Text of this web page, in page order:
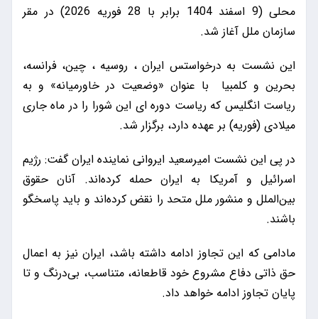
محلی (9 اسفند 1404 برابر با 28 فوریه 2026) در مقر
سازمان ملل آغاز شد.
این نشست به درخواستس ایران ، روسیه ، چین، فرانسه،
بحرین و کلمبیا با عنوان «وضعیت در خاورمیانه» و به
ریاست انگلیس که ریاست دوره ای این شورا را در ماه جاری
میلادی (فوریه) بر عهده دارد، برگزار شد.
در پی این نشست امیرسعید ایروانی نماینده ایران گفت: رژیم
اسرائیل و آمریکا به ایران حمله کرده‌اند. آنان حقوق
بین‌الملل و منشور ملل متحد را نقض کرده‌اند و باید پاسخگو
باشند.
مادامی که این تجاوز ادامه داشته باشد، ایران نیز به اعمال
حق ذاتی دفاع مشروع خود قاطعانه، متناسب، بی‌درنگ و تا
پایان تجاوز ادامه خواهد داد.